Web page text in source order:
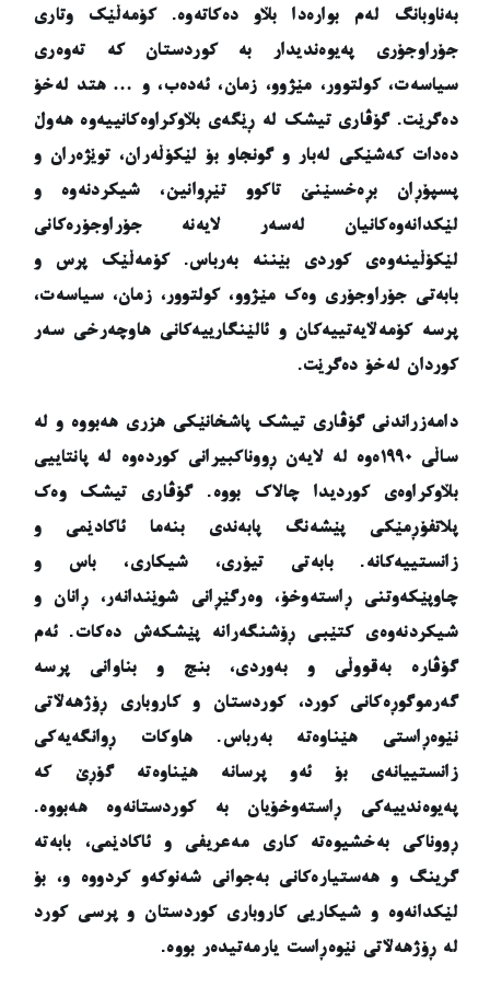
بەناوبانگ لەم بوارەدا بڵاو دەکاتەوە. کۆمەڵێک وتاری
جۆراوجۆری پەیوەندیدار بە کوردستان کە تەوەری
سیاسەت، کولتوور، مێژوو، زمان، ئەدەب، و … هتد لەخۆ
دەگرێت. گۆڤاری تیشک لە ڕێگەی بڵاوکراوەکانییەوە هەوڵ
دەدات کەشێکی لەبار و گونجاو بۆ لێکۆڵەران، توێژەران و
پسپۆڕان بڕەخسێنێ تاکوو تێڕوانین، شیکردنەوە و
لێکدانەوەکانیان لەسەر لایەنە جۆراوجۆرەکانی
لێکۆڵینەوەی کوردی بێننە بەرباس. کۆمەڵێک پرس و
بابەتی جۆراوجۆری وەک مێژوو، کولتوور، زمان، سیاسەت،
پرسە کۆمەڵایەتییەکان و ئالێنگارییەکانی هاوچەرخی سەر
کوردان لەخۆ دەگرێت.
دامەزراندنی گۆڤاری تیشک پاشخانێکی هزری هەبووە و لە
ساڵی ١٩٩٠ەوە لە لایەن ڕووناکبیرانی کوردەوە لە پانتاییی
بڵاوکراوەی کوردیدا چالاک بووە. گۆڤاری تیشک وەک
پلاتفۆڕمێکی پێشەنگ پابەندی بنەما ئاکادێمی و
زانستییەکانە. بابەتی تیۆری، شیکاری، باس و
چاوپێکەوتنی ڕاستەوخۆ، وەرگێڕانی شوێندانەر، ڕانان و
شیکردنەوەی کتێبی ڕۆشنگەرانە پێشکەش دەکات. ئەم
گۆڤارە بەقووڵی و بەوردی، بنج و بناوانی پرسە
گەرموگوڕەکانی کورد، کوردستان و کاروباری ڕۆژهەڵاتی
نێوەڕاستی هێناوەتە بەرباس. هاوکات ڕوانگەیەکی
زانستییانەی بۆ ئەو پرسانە هێناوەتە گۆڕێ کە
پەیوەندییەکی ڕاستەوخۆیان بە کوردستانەوە هەبووە.
ڕووناکی بەخشیوەتە کاری مەعریفی و ئاکادێمی، بابەتە
گرینگ و هەستیارەکانی بەجوانی شەنوکەو کردووە و، بۆ
لێکدانەوە و شیکاریی کاروباری کوردستان و پرسی کورد
لە ڕۆژهەڵاتی نێوەڕاست یارمەتیدەر بووە.